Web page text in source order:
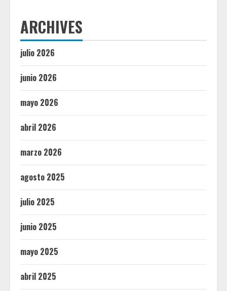
ARCHIVES
julio 2026
junio 2026
mayo 2026
abril 2026
marzo 2026
agosto 2025
julio 2025
junio 2025
mayo 2025
abril 2025